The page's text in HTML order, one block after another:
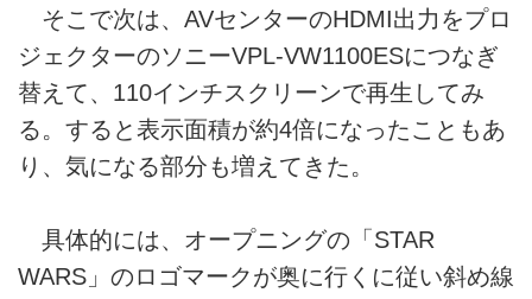
そこで次は、AVセンターのHDMI出力をプロ
ジェクターのソニーVPL-VW1100ESにつなぎ
替えて、110インチスクリーンで再生してみ
る。すると表示面積が約4倍になったこともあ
り、気になる部分も増えてきた。
具体的には、オープニングの「STAR
WARS」のロゴマークが奥に行くに従い斜め線